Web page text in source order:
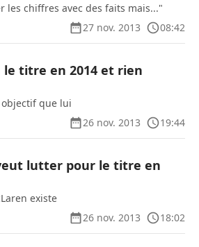
les chiffres avec des faits mais..."
27 nov. 2013
08:42
titre en 2014 et rien
que lui
26 nov. 2013
19:44
lutter pour le titre en
existe
26 nov. 2013
18:02